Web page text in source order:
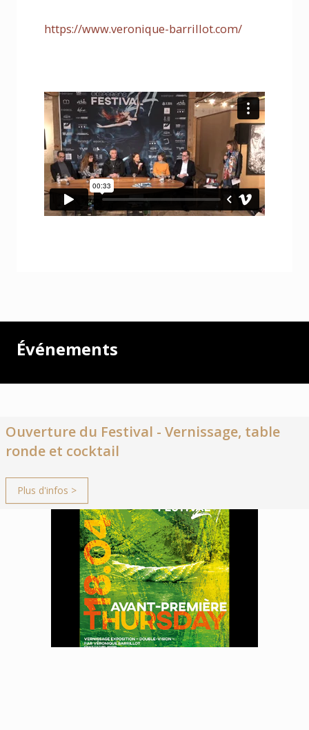
https://www.veronique-barrillot.com/
Événements
Ouverture du Festival - Vernissage, table
ronde et cocktail
Plus d'infos >